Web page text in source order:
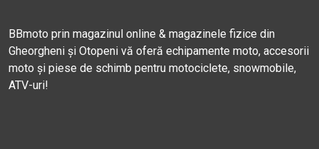
BBmoto prin magazinul online & magazinele fizice din
Gheorgheni și Otopeni vă oferă echipamente moto, accesorii
moto și piese de schimb pentru motociclete, snowmobile,
ATV-uri!